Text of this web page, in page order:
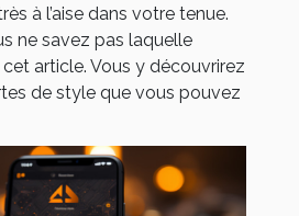
à l’aise dans votre tenue.
ne savez pas laquelle
article. Vous y découvrirez
de style que vous pouvez